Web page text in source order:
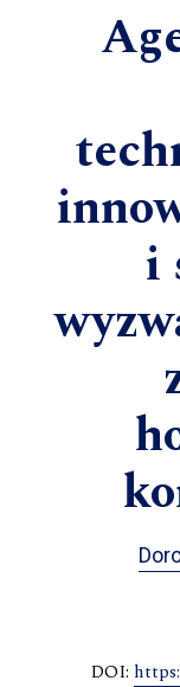
i
DOI: